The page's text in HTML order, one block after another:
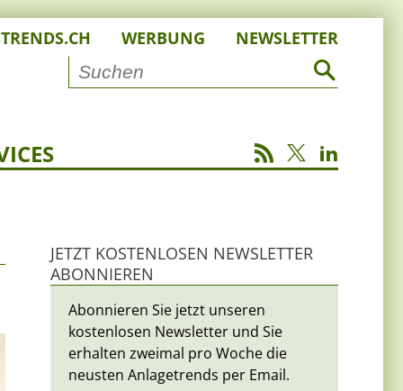
WERBUNG NEWSLETTER
JETZT KOSTENLOSEN NEWSLETTER
ABONNIEREN
Abonnieren Sie jetzt unseren
kostenlosen Newsletter und Sie
erhalten zweimal pro Woche die
neusten Anlagetrends per Email.